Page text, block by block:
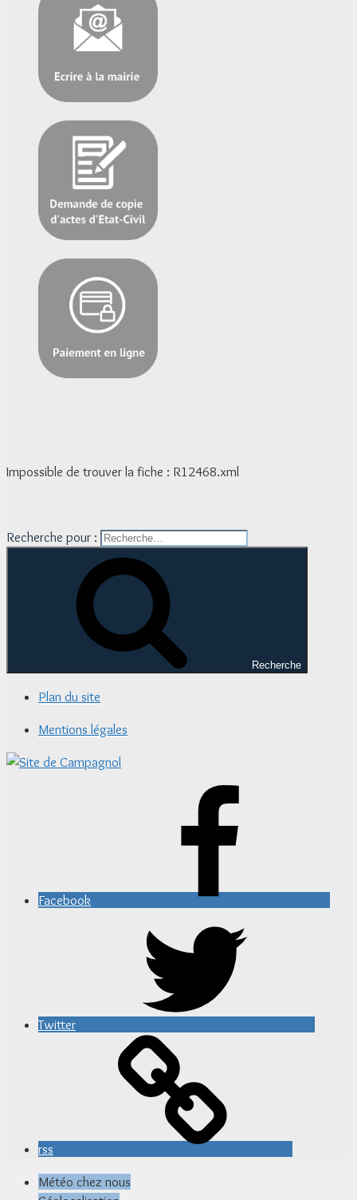
Impossible de trouver la fiche : R12468.xml
Recherche pour :
Recherche
Plan du site
Mentions légales
Facebook
Twitter
rss
Météo chez nous